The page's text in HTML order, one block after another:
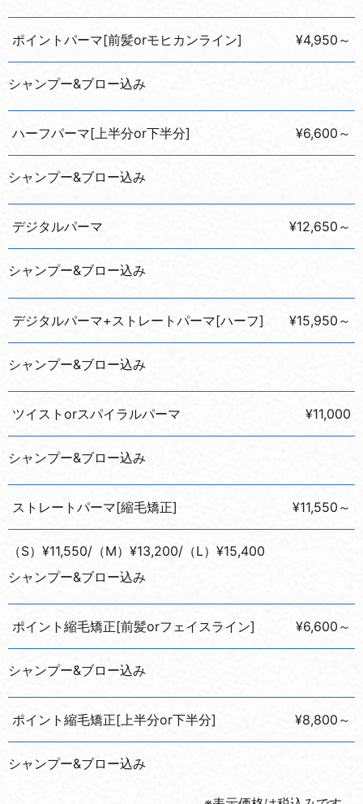
ポイントパーマ[前髪orモヒカンライン] ¥4,950～
シャンプー&ブロー込み
ハーフパーマ[上半分or下半分] ¥6,600～
シャンプー&ブロー込み
デジタルパーマ ¥12,650～
シャンプー&ブロー込み
デジタルパーマ+ストレートパーマ[ハーフ] ¥15,950～
シャンプー&ブロー込み
ツイストorスパイラルパーマ ¥11,000
シャンプー&ブロー込み
ストレートパーマ[縮毛矯正] ¥11,550～
（S）¥11,550/（M）¥13,200/（L）¥15,400
シャンプー&ブロー込み
ポイント縮毛矯正[前髪orフェイスライン] ¥6,600～
シャンプー&ブロー込み
ポイント縮毛矯正[上半分or下半分] ¥8,800～
シャンプー&ブロー込み